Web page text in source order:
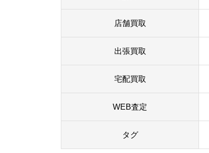
店舗買取
出張買取
宅配買取
WEB査定
タグ